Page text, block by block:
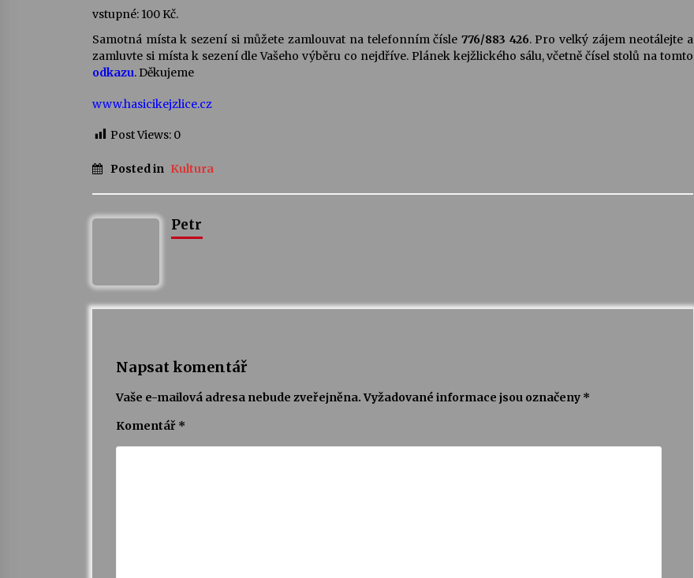
vstupné: 100 Kč.
Samotná místa k sezení si můžete zamlouvat na telefonním čísle 776/883 426. Pro velký zájem neotálejte a
zamluvte si místa k sezení dle Vašeho výběru co nejdříve. Plánek kejžlického sálu, včetně čísel stolů na tomto
odkazu. Děkujeme
www.hasicikejzlice.cz
Post Views: 0
Posted in Kultura
Petr
Napsat komentář
Vaše e-mailová adresa nebude zveřejněna. Vyžadované informace jsou označeny *
Komentář *